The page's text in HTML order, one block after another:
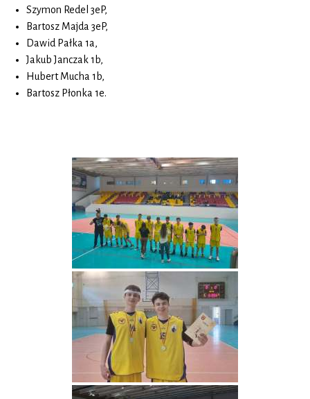
Szymon Redel 3eP,
Bartosz Majda 3eP,
Dawid Pałka 1a,
Jakub Janczak 1b,
Hubert Mucha 1b,
Bartosz Płonka 1e.